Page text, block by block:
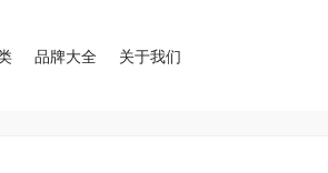
品牌大全 关于我们